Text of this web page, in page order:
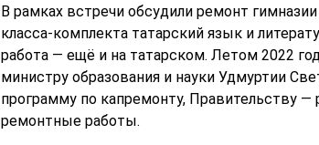
В рамках встречи обсудили ремонт
класса-комплекта татарский язык и
работа — ещё и на татарском. Летом 2022
министру образования и науки Удмуртии
программу по капремонту, Правительству
ремонтные работы.